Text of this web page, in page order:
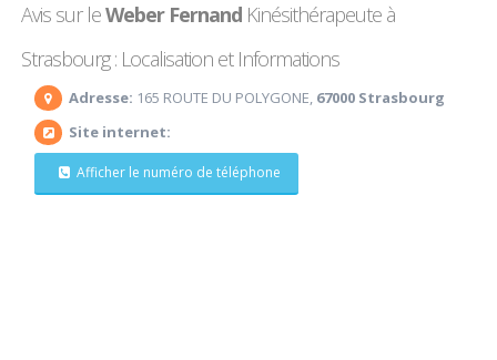
Avis sur leWeber Fernand Kinésithérapeute à
Strasbourg : Localisation et Informations
Adresse: 165 ROUTE DU POLYGONE, 67000 Strasbourg
Site internet:
Afficher le numéro de téléphone